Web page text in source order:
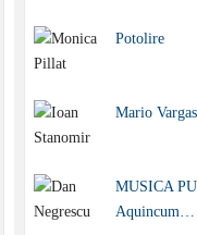
Potolire
Mario
MUSICA
Aquincum…